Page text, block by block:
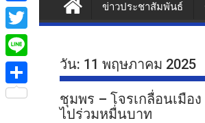
ข่าวประชาสัมพันธ์
วัน: 11 พฤษภาคม 2025
ชุมพร – โจรเกลื่อนเมือ
ไปร่วมหมื่นบาท
F
a
c
e
b
T
w
i
L
iS